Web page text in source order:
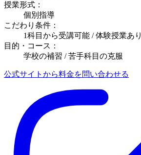
授業形式：
個別指導
こだわり条件：
1科目から受講可能 / 体験授業あり
目的・コース：
学校の補習 / 苦手科目の克服
公式サイトから料金を問い合わせる